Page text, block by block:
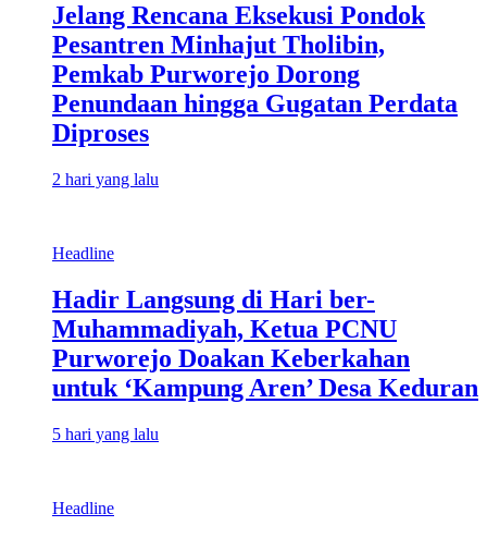
Jelang Rencana Eksekusi Pondok
Pesantren Minhajut Tholibin,
Pemkab Purworejo Dorong
Penundaan hingga Gugatan Perdata
Diproses
2 hari yang lalu
Headline
Hadir Langsung di Hari ber-
Muhammadiyah, Ketua PCNU
Purworejo Doakan Keberkahan
untuk ‘Kampung Aren’ Desa Keduran
5 hari yang lalu
Headline